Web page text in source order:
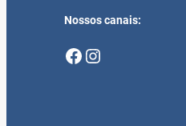
Nossos canais:
Facebook Instagram